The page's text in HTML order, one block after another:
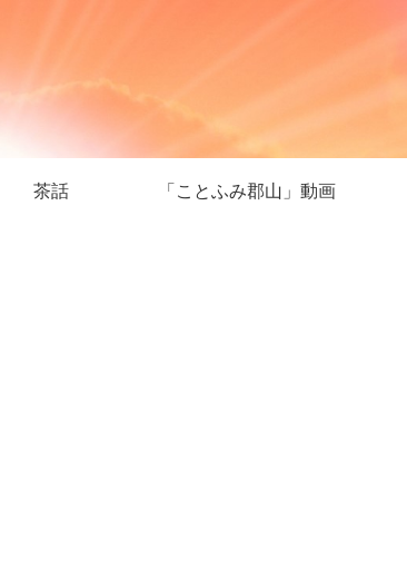
茶話 「ことふみ郡山」動画